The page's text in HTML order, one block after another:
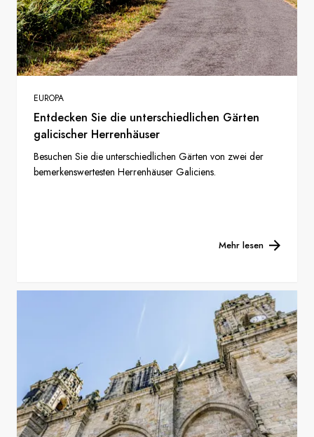
EUROPA
Entdecken Sie die unterschiedlichen Gärten
galicischer Herrenhäuser
Besuchen Sie die unterschiedlichen Gärten von zwei der
bemerkenswertesten Herrenhäuser Galiciens.
Mehr lesen